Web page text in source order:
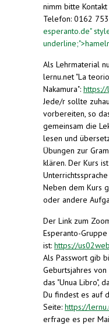
nimm bitte
Telefon: 0162
esperanto.de"
underline;">
Als Lehrmaterial
lernu.net "La teorio
Nakamura":
Jede/r sollte
vorbereiten, so
gemeinsam die
lesen und
Übungen zur
klären. Der Kurs
Neben dem Kurs
oder andere
Der Link zum
Esperanto-
ist: https://
Als Passwort gib
Geburtsjahres von
das "Unua Libro",
Du findest es auf
Seite: https://
erfrage es per